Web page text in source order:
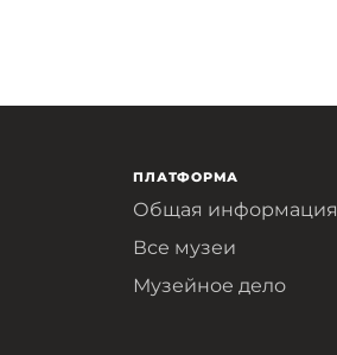
ПЛАТФОРМА
Общая информация
Все музеи
Музейное дело